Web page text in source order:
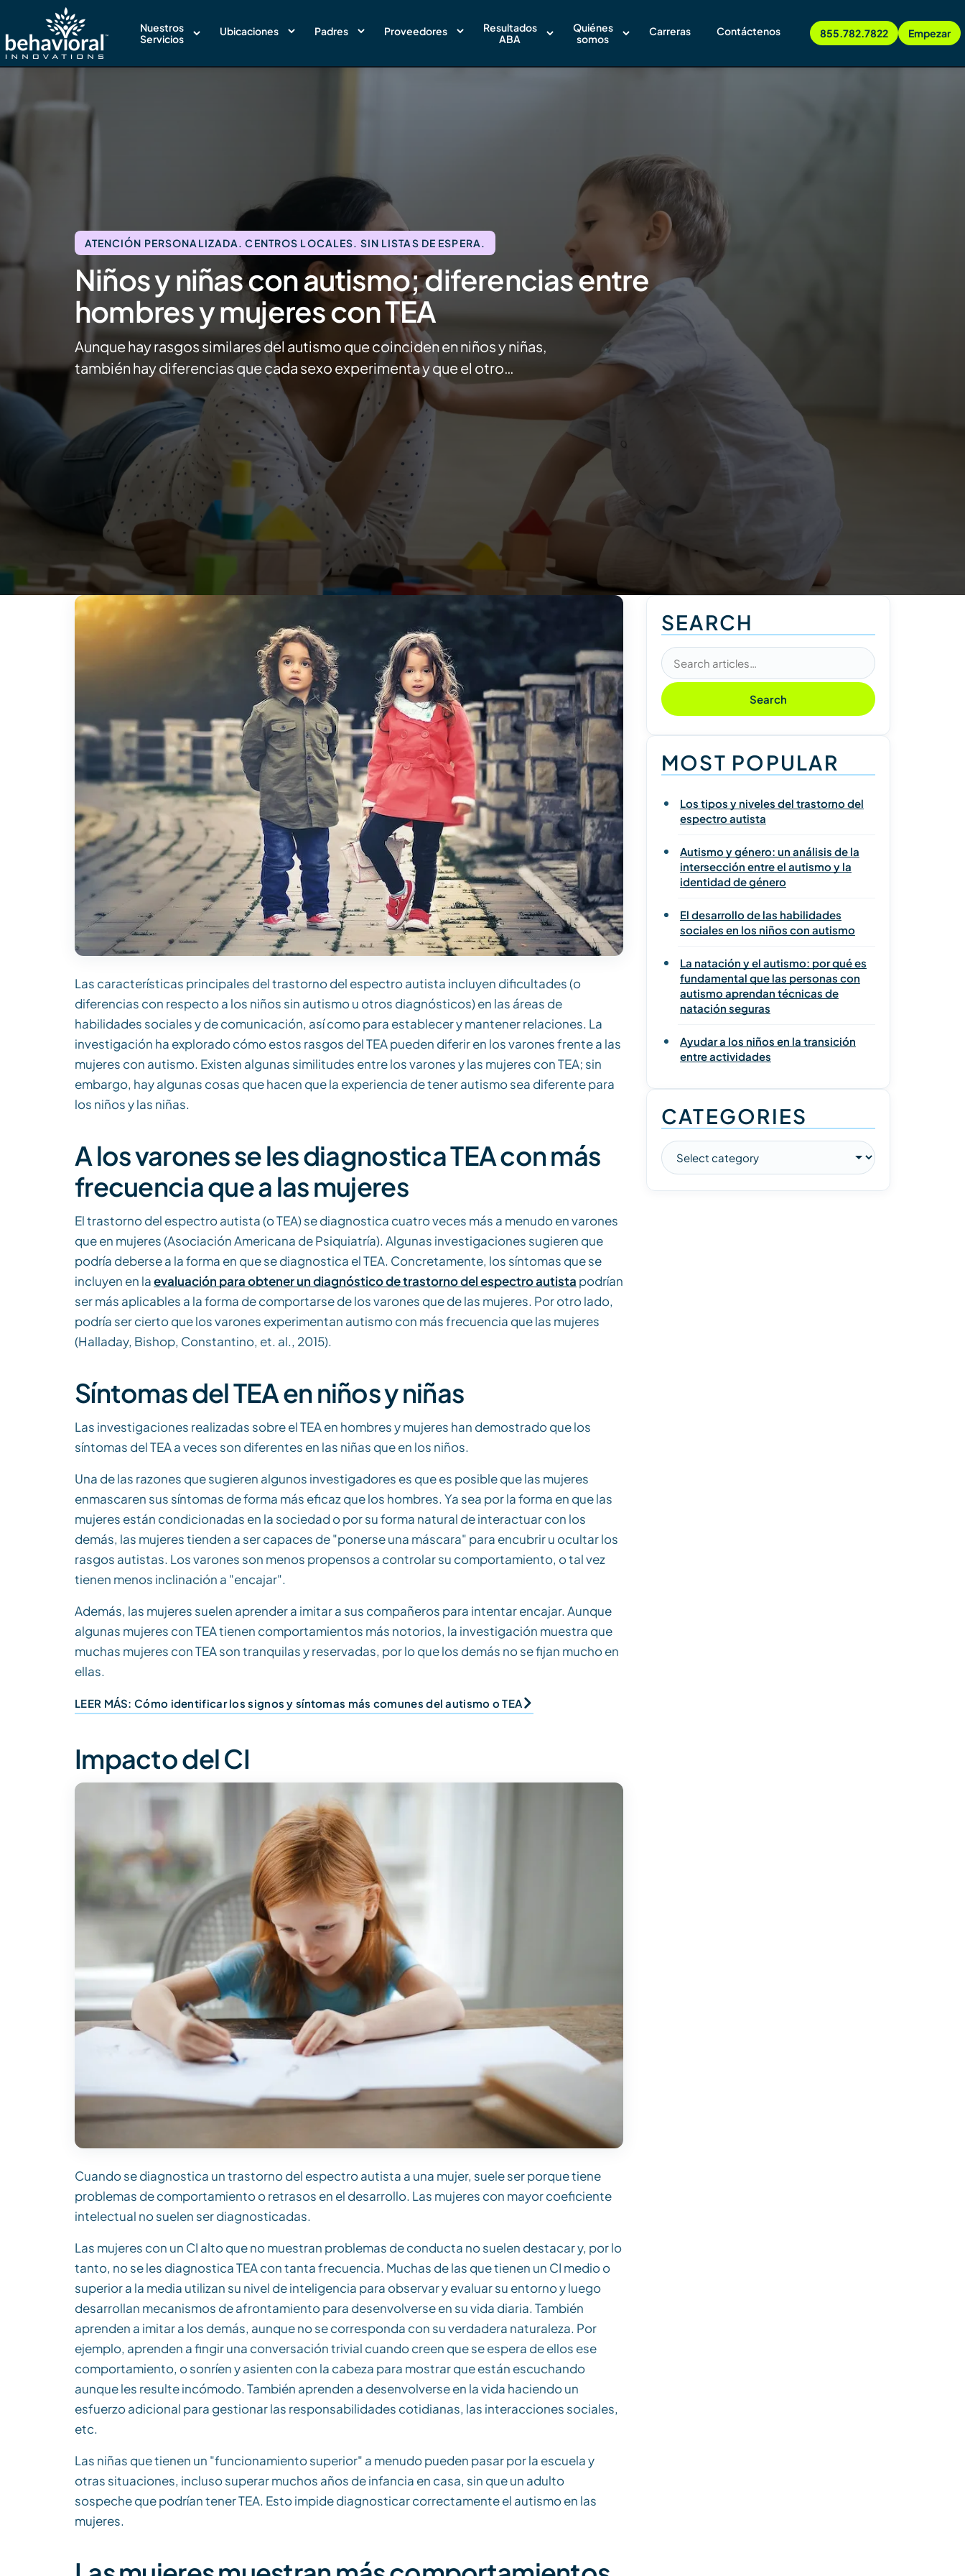
Nuestros
Servicios
Ubicaciones Padres Proveedores
Resultados
ABA
Quiénes
somos
Carreras Contáctenos 855.782.7822 Empezar
ATENCIÓN PERSONALIZADA. CENTROS LOCALES. SIN LISTAS DE ESPERA.
Niños y niñas con autismo; diferencias entre
hombres y mujeres con TEA
Aunque hay rasgos similares del autismo que coinciden en niños y niñas,
también hay diferencias que cada sexo experimenta y que el otro…
Las características principales del trastorno del espectro autista incluyen dificultades (o
diferencias con respecto a los niños sin autismo u otros diagnósticos) en las áreas de
habilidades sociales y de comunicación, así como para establecer y mantener relaciones. La
investigación ha explorado cómo estos rasgos del TEA pueden diferir en los varones frente a las
mujeres con autismo. Existen algunas similitudes entre los varones y las mujeres con TEA; sin
embargo, hay algunas cosas que hacen que la experiencia de tener autismo sea diferente para
los niños y las niñas.
A los varones se les diagnostica TEA con más
frecuencia que a las mujeres
El trastorno del espectro autista (o TEA) se diagnostica cuatro veces más a menudo en varones
que en mujeres (Asociación Americana de Psiquiatría). Algunas investigaciones sugieren que
podría deberse a la forma en que se diagnostica el TEA. Concretamente, los síntomas que se
incluyen en laevaluación para obtener un diagnóstico de trastorno del espectro autista podrían
ser más aplicables a la forma de comportarse de los varones que de las mujeres. Por otro lado,
podría ser cierto que los varones experimentan autismo con más frecuencia que las mujeres
(Halladay, Bishop, Constantino, et. al., 2015).
Síntomas del TEA en niños y niñas
Las investigaciones realizadas sobre el TEA en hombres y mujeres han demostrado que los
síntomas del TEA a veces son diferentes en las niñas que en los niños.
Una de las razones que sugieren algunos investigadores es que es posible que las mujeres
enmascaren sus síntomas de forma más eficaz que los hombres. Ya sea por la forma en que las
mujeres están condicionadas en la sociedad o por su forma natural de interactuar con los
demás, las mujeres tienden a ser capaces de "ponerse una máscara" para encubrir u ocultar los
rasgos autistas. Los varones son menos propensos a controlar su comportamiento, o tal vez
tienen menos inclinación a "encajar".
Además, las mujeres suelen aprender a imitar a sus compañeros para intentar encajar. Aunque
algunas mujeres con TEA tienen comportamientos más notorios, la investigación muestra que
muchas mujeres con TEA son tranquilas y reservadas, por lo que los demás no se fijan mucho en
ellas.
LEER MÁS: Cómo identificar los signos y síntomas más comunes del autismo o TEA
Impacto del CI
Cuando se diagnostica un trastorno del espectro autista a una mujer, suele ser porque tiene
problemas de comportamiento o retrasos en el desarrollo. Las mujeres con mayor coeficiente
intelectual no suelen ser diagnosticadas.
Las mujeres con un CI alto que no muestran problemas de conducta no suelen destacar y, por lo
tanto, no se les diagnostica TEA con tanta frecuencia. Muchas de las que tienen un CI medio o
superior a la media utilizan su nivel de inteligencia para observar y evaluar su entorno y luego
desarrollan mecanismos de afrontamiento para desenvolverse en su vida diaria. También
aprenden a imitar a los demás, aunque no se corresponda con su verdadera naturaleza. Por
ejemplo, aprenden a fingir una conversación trivial cuando creen que se espera de ellos ese
comportamiento, o sonríen y asienten con la cabeza para mostrar que están escuchando
aunque les resulte incómodo. También aprenden a desenvolverse en la vida haciendo un
esfuerzo adicional para gestionar las responsabilidades cotidianas, las interacciones sociales,
etc.
Las niñas que tienen un "funcionamiento superior" a menudo pueden pasar por la escuela y
otras situaciones, incluso superar muchos años de infancia en casa, sin que un adulto
sospeche que podrían tener TEA. Esto impide diagnosticar correctamente el autismo en las
mujeres.
SEARCH
Search articles
Search
MOST POPULAR
Los tipos y niveles del trastorno del
espectro autista
Autismo y género: un análisis de la
intersección entre el autismo y la
identidad de género
El desarrollo de las habilidades
sociales en los niños con autismo
La natación y el autismo: por qué es
fundamental que las personas con
autismo aprendan técnicas de
natación seguras
Ayudar a los niños en la transición
entre actividades
CATEGORIES